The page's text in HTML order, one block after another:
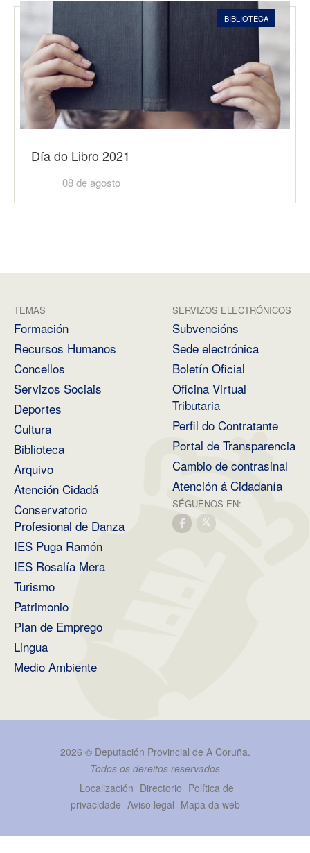
BIBLIOTECA
Día do Libro 2021
08 de agosto
TEMAS
Formación
Recursos Humanos
Concellos
Servizos Sociais
Deportes
Cultura
Biblioteca
Arquivo
Atención Cidadá
Conservatorio
Profesional de Danza
IES Puga Ramón
IES Rosalía Mera
Turismo
Patrimonio
Plan de Emprego
Lingua
Medio Ambiente
SERVIZOS ELECTRÓNICOS
Subvencións
Sede electrónica
Boletín Oficial
Oficina Virtual
Tributaria
Perfil do Contratante
Portal de Transparencia
Cambio de contrasinal
Atención á Cidadanía
SÉGUENOS EN:
2026 © Deputación Provincial de A Coruña.
Todos os dereitos reservados
Localización Directorio Política de
privacidade Aviso legal Mapa da web